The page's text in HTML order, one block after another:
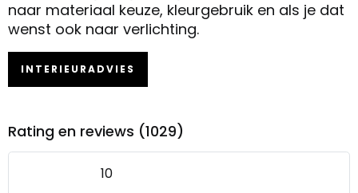
naar materiaal keuze, kleurgebruik en als je dat
wenst ook naar verlichting.
INTERIEURADVIES
Rating en reviews (1029)
10